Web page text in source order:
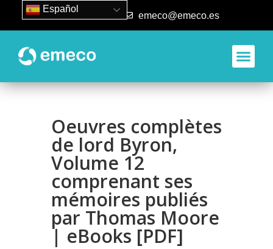
93 840 50 80 emeco@emeco.es
Oeuvres complètes
de lord Byron,
Volume 12
comprenant ses
mémoires publiés
par Thomas Moore
| eBooks [PDF]
Español